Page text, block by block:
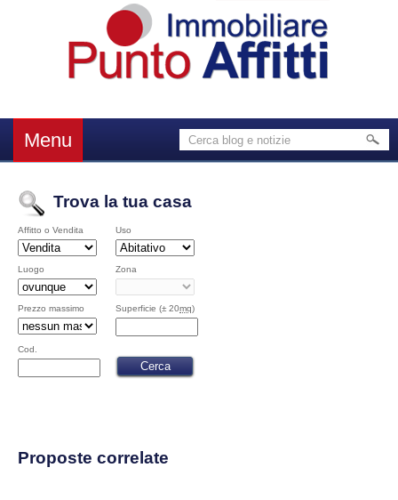
Menu
Trova la tua casa
Affitto o Vendita Uso
Luogo Zona
Prezzo massimo Superficie (± 20mq)
Cod.
Proposte correlate